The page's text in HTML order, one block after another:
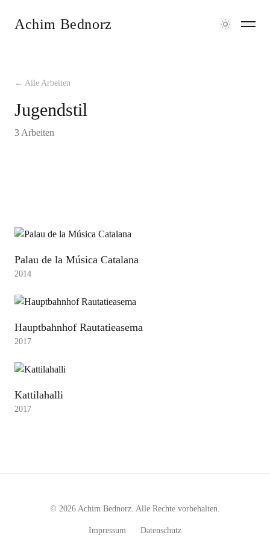
Achim Bednorz
← Alle Arbeiten
Jugendstil
3 Arbeiten
Palau de la Música Catalana
2014
Hauptbahnhof Rautatieasema
2017
Kattilahalli
2017
© 2026 Achim Bednorz. Alle Rechte vorbehalten.
Impressum Datenschutz